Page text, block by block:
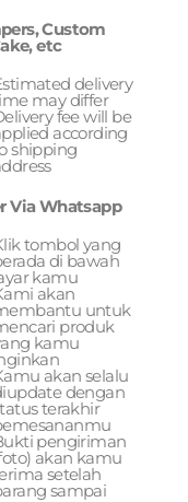
Custom
etc
delivery
may differ
fee will be
according
shipping
Via Whatsapp
tombol yang
di bawah
kamu
akan
untuk
produk
kamu
akan selalu
dengan
terakhir
pengiriman
akan kamu
setelah
sampai